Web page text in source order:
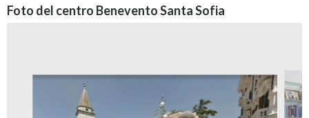
Foto del centro Benevento Santa Sofia